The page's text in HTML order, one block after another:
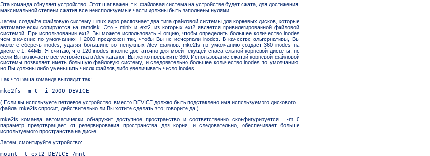
Эта команда обнуляет устройство. Этот шаг важен, т.к. файловая система на устройстве будет сжата, для достижения
максимальной степени сжатия все неиспользуемые части должны быть заполнены нулями.
Затем, создайте файловую систему. Linux ядро распознает два типа файловой системы для корневых дисков, которые
автоматически сопируются на ramdisk. Это - minix и ext2, из которых ext2 является привилегированной файловой
системой. При использовании ext2, Вы можете использовать -i опцию, чтобы определить большее количество inodes
чем значение по умолчанию; -i 2000 предложен так, чтобы Вы не исчерпали inodes. В качестве альтернативы, Вы
можете сберечь inodes, удаляя большинство ненужных /dev файлов. mke2fs по умолчанию создаст 360 inodes на
дискете 1. 44МБ. Я считаю, что 120 inodes вполне достаточно для моей текущей спасательной корневой дискеты, но
если Вы включаете все устройства в /dev каталог, Вы легко превысите 360. Использование сжатой корневой файловой
системы позволяет иметь большую файловую систему, и следовательно большее количество inodes по умолчанию,
но Вы должны либо уменьшить число файлов,либо увеличивать число inodes.
Так что Ваша команда выглядит так:
( Если вы используете петлевое устройство, вместо DEVICE должно быть подставлено имя используемого дискового
файла. mke2fs спросит, действительно ли Вы хотите сделать это; говорите да.)
mke2fs команда автоматически обнаружит доступное пространство и соответственно сконфигурируется . -m 0
параметр предотвращает от резервирования пространства для корня, и следовательно, обеспечивает больше
используемого пространства на диске.
Затем, смонтируйте устройство: